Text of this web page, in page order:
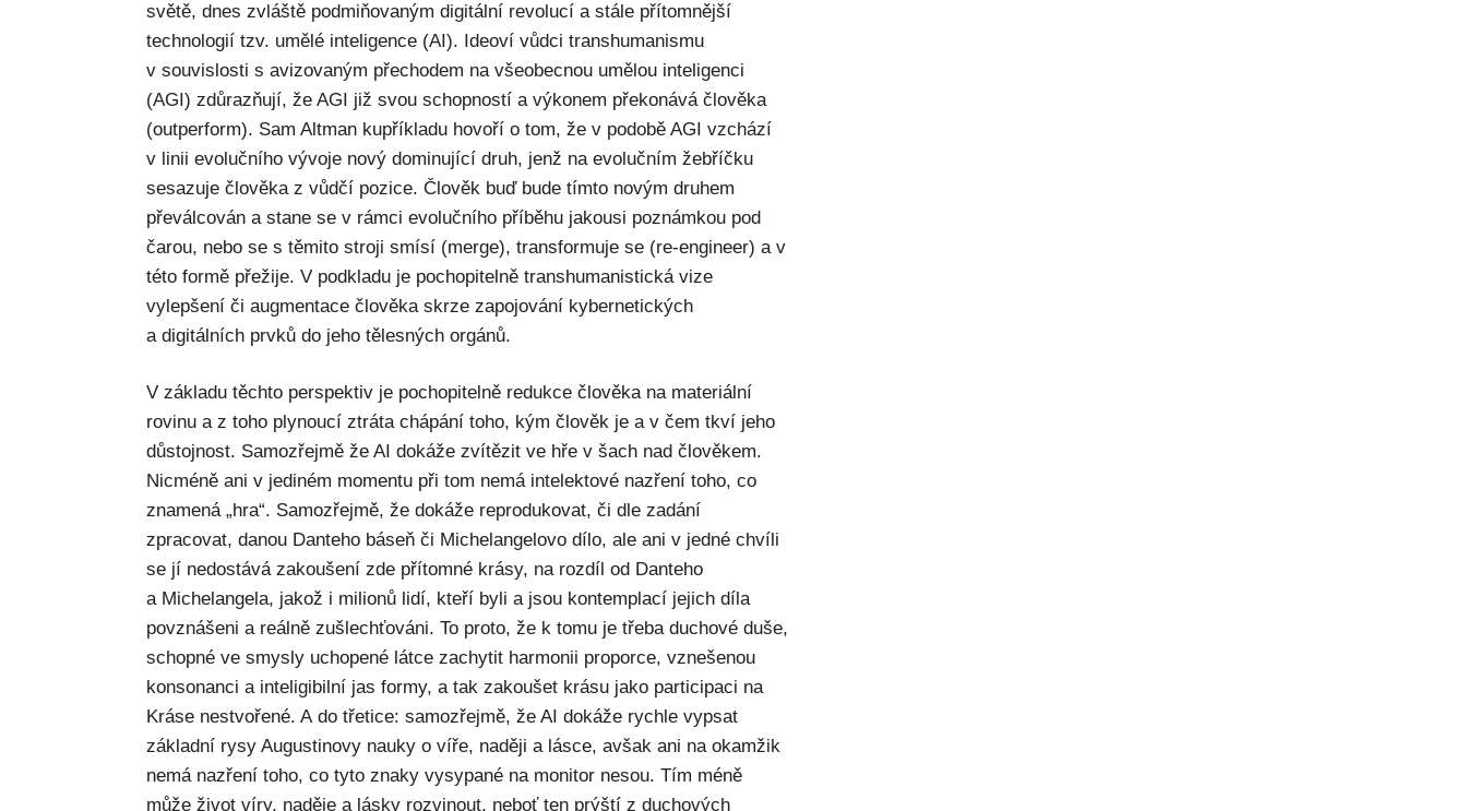
světě, dnes zvláště podmiňovaným digitální revolucí a stále přítomnější
technologií tzv. umělé inteligence (AI). Ideoví vůdci transhumanismu
v souvislosti s avizovaným přechodem na všeobecnou umělou inteligenci
(AGI) zdůrazňují, že AGI již svou schopností a výkonem překonává člověka
(outperform). Sam Altman kupříkladu hovoří o tom, že v podobě AGI vzchází
v linii evolučního vývoje nový dominující druh, jenž na evolučním žebříčku
sesazuje člověka z vůdčí pozice. Člověk buď bude tímto novým druhem
převálcován a stane se v rámci evolučního příběhu jakousi poznámkou pod
čarou, nebo se s těmito stroji smísí (merge), transformuje se (re-engineer) a v
této formě přežije. V podkladu je pochopitelně transhumanistická vize
vylepšení či augmentace člověka skrze zapojování kybernetických
a digitálních prvků do jeho tělesných orgánů.
V základu těchto perspektiv je pochopitelně redukce člověka na materiální
rovinu a z toho plynoucí ztráta chápání toho, kým člověk je a v čem tkví jeho
důstojnost. Samozřejmě že AI dokáže zvítězit ve hře v šach nad člověkem.
Nicméně ani v jediném momentu při tom nemá intelektové nazření toho, co
znamená „hra“. Samozřejmě, že dokáže reprodukovat, či dle zadání
zpracovat, danou Danteho báseň či Michelangelovo dílo, ale ani v jedné chvíli
se jí nedostává zakoušení zde přítomné krásy, na rozdíl od Danteho
a Michelangela, jakož i milionů lidí, kteří byli a jsou kontemplací jejich díla
povznášeni a reálně zušlechťováni. To proto, že k tomu je třeba duchové duše,
schopné ve smysly uchopené látce zachytit harmonii proporce, vznešenou
konsonanci a inteligibilní jas formy, a tak zakoušet krásu jako participaci na
Kráse nestvořené. A do třetice: samozřejmě, že AI dokáže rychle vypsat
základní rysy Augustinovy nauky o víře, naději a lásce, avšak ani na okamžik
nemá nazření toho, co tyto znaky vysypané na monitor nesou. Tím méně
může život víry, naděje a lásky rozvinout, neboť ten prýští z duchových